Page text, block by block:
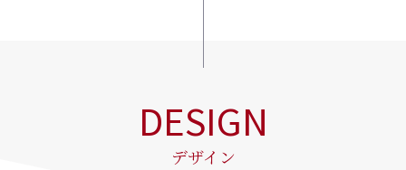
DESIGN
デザイン